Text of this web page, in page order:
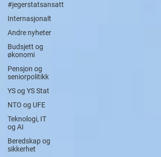
#jegerstatsansatt
Internasjonalt
Andre nyheter
Budsjett og
økonomi
Pensjon og
seniorpolitikk
YS og YS Stat
NTO og UFE
Teknologi, IT
og AI
Beredskap og
sikkerhet